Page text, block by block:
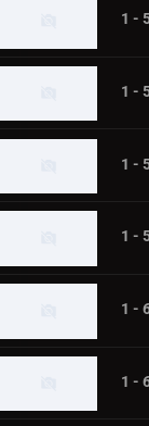
1 -
1 -
1 -
1 -
1 -
1 -